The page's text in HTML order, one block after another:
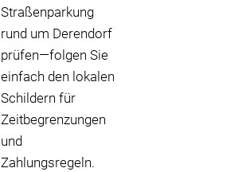
Straßenparkung
rund um Derendorf
prüfen—folgen Sie
einfach den lokalen
Schildern für
Zeitbegrenzungen
und
Zahlungsregeln.